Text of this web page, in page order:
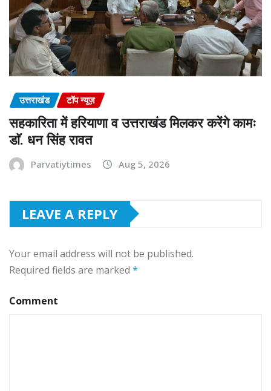
उत्तराखंड टॉप न्यूज़
सहकारिता में हरियाणा व उत्तराखंड मिलकर करेंगे कामः
डाॅ. धन सिंह रावत
Parvatiytimes Aug 5, 2026
LEAVE A REPLY
Your email address will not be published.
Required fields are marked *
Comment